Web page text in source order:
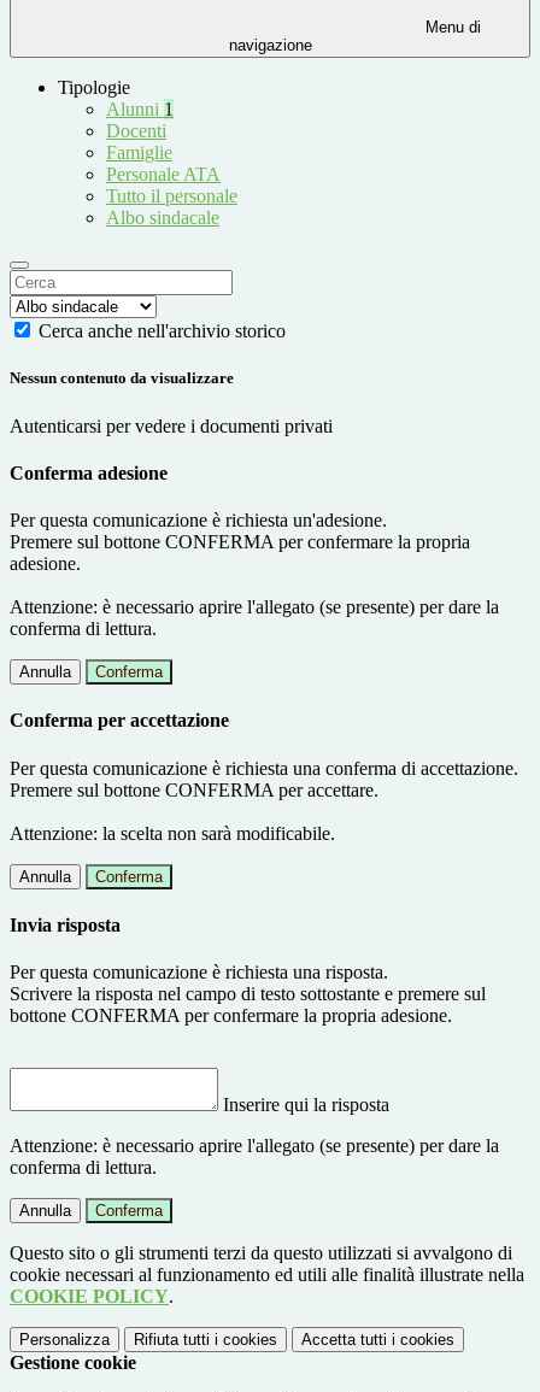
Menu di
navigazione
Tipologie
Alunni 1
Docenti
Famiglie
Personale ATA
Tutto il personale
Albo sindacale
Cerca anche nell'archivio storico
Nessun contenuto da visualizzare
Autenticarsi per vedere i documenti privati
Conferma adesione
Per questa comunicazione è richiesta un'adesione.
Premere sul bottone CONFERMA per confermare la propria
adesione.
Attenzione: è necessario aprire l'allegato (se presente) per dare la
conferma di lettura.
Annulla Conferma
Conferma per accettazione
Per questa comunicazione è richiesta una conferma di accettazione.
Premere sul bottone CONFERMA per accettare.
Attenzione: la scelta non sarà modificabile.
Annulla Conferma
Invia risposta
Per questa comunicazione è richiesta una risposta.
Scrivere la risposta nel campo di testo sottostante e premere sul
bottone CONFERMA per confermare la propria adesione.
Inserire qui la risposta
Attenzione: è necessario aprire l'allegato (se presente) per dare la
conferma di lettura.
Annulla Conferma
Questo sito o gli strumenti terzi da questo utilizzati si avvalgono di
cookie necessari al funzionamento ed utili alle finalità illustrate nella
COOKIE POLICY.
Personalizza Rifiuta tutti i cookies Accetta tutti i cookies
Gestione cookie